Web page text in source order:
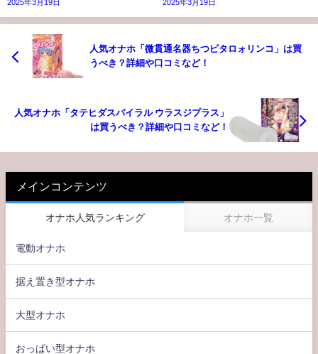
2025年3月19日 2025年3月19日
人気オナホ「微貫通名器ちつピタロォリンコ」は買
うべき？詳細や口コミなど！
人気オナホ「タテヒダスパイラル ウラスジプラス」
は買うべき？詳細や口コミなど！
メインコンテンツ
オナホ人気ランキング オナホ一覧
電動オナホ
据え置き型オナホ
大型オナホ
おっぱい型オナホ